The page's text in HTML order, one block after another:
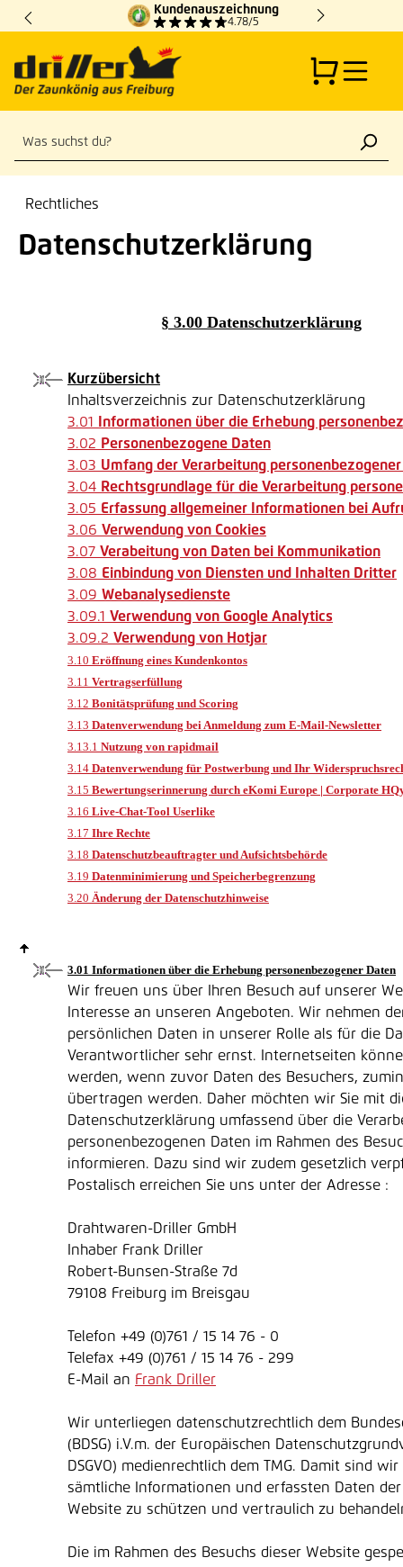
Zum Hauptinhalt springen
Kundenauszeichnung
4.78/5
Rechtliches
Datenschutzerklärung
§ 3.00 Datenschutzerklärung
Kurzübersicht
Inhaltsverzeichnis zur Datenschutzerklärung
3.01
Informationen über die Erhebung
3.02 Personenbezogene Daten
3.03 Umfang der Verarbeitung
3.04 Rechtsgrundlage für die Verarbeitung
3.05 Erfassung allgemeiner Informationen bei
3.06 Verwendung von Cookies
3.07 Verabeitung von Daten bei Kommunikation
3.08 Einbindung von Diensten und Inhalten Dritter
3.09 Webanalysedienste
3.09.1 Verwendung von Google Analytics
3.09.2 Verwendung von Hotjar
3.10 Eröffnung eines Kundenkontos
3.11 Vertragserfüllung
3.12 Bonitätsprüfung und Scoring
3.13 Datenverwendung bei Anmeldung zum E-Mail-Newsletter
3.13.1 Nutzung von rapidmail
3.14 Datenverwendung für Postwerbung und Ihr
3.15 Bewertungserinnerung durch eKomi Europe | Corporate
3.16 Live-Chat-Tool Userlike
3.17 Ihre Rechte
3.18 Datenschutzbeauftragter und Aufsichtsbehörde
3.19 Datenminimierung und Speicherbegrenzung
3.20 Änderung der Datenschutzhinweise
3.01 Informationen über die Erhebung personenbezogener Daten
Wir freuen uns über Ihren Besuch auf unserer
Interesse an unseren Angeboten. Wir nehmen
persönlichen Daten in unserer Rolle als für die
Verantwortlicher sehr ernst. Internetseiten
werden, wenn zuvor Daten des Besuchers,
übertragen werden. Daher möchten wir Sie mit
Datenschutzerklärung umfassend über die
personenbezogenen Daten im Rahmen des
informieren. Dazu sind wir zudem gesetzlich
Postalisch erreichen Sie uns unter der Adresse :
Drahtwaren-Driller GmbH
Inhaber Frank Driller
Robert-Bunsen-Straße 7d
79108 Freiburg im Breisgau
Telefon +49 (0)761 / 15 14 76 - 0
Telefax +49 (0)761 / 15 14 76 - 299
E-Mail an Frank Driller
Wir unterliegen datenschutzrechtlich dem
(BDSG) i.V.m. der Europäischen
DSGVO) medienrechtlich dem TMG. Damit sind
sämtliche Informationen und erfassten Daten der
Website zu schützen und vertraulich zu
Die im Rahmen des Besuchs dieser Website